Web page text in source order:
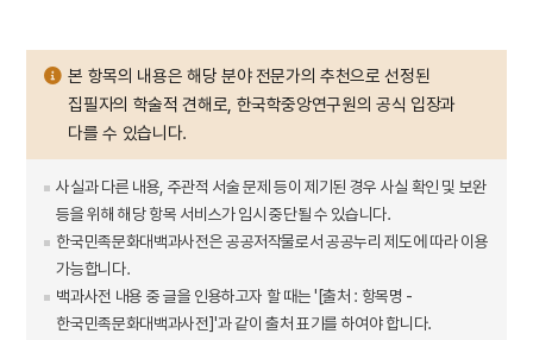
본 항목의 내용은 해당 분야 전문가의 추천으로 선정된
집필자의 학술적 견해로, 한국학중앙연구원의 공식 입장과
다를 수 있습니다.
사실과 다른 내용, 주관적 서술 문제 등이 제기된 경우 사실 확인 및 보완
등을 위해 해당 항목 서비스가 임시 중단될 수 있습니다.
한국민족문화대백과사전은 공공저작물로서 공공누리 제도에 따라 이용
가능합니다.
백과사전 내용 중 글을 인용하고자 할 때는 '[출처 : 항목명 -
한국민족문화대백과사전]'과 같이 출처 표기를 하여야 합니다.